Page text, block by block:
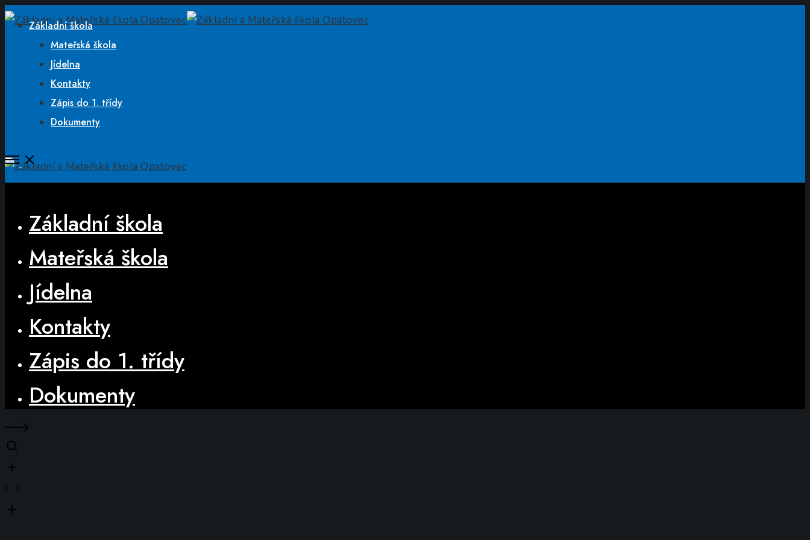
Základní škola
Mateřská škola
Jídelna
Kontakty
Zápis do 1. třídy
Dokumenty
Open
Menu
Základní škola
Mateřská škola
Jídelna
Kontakty
Zápis do 1. třídy
Dokumenty